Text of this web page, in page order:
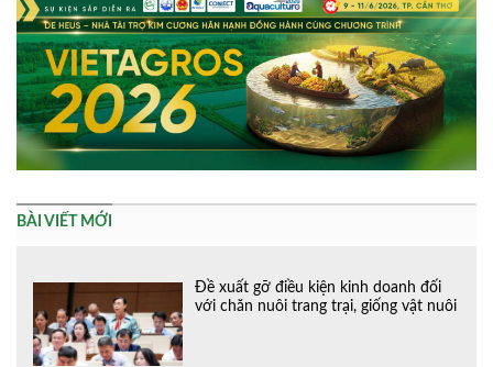
BÀI VIẾT MỚI
Đề xuất gỡ điều kiện kinh doanh đối
với chăn nuôi trang trại, giống vật nuôi